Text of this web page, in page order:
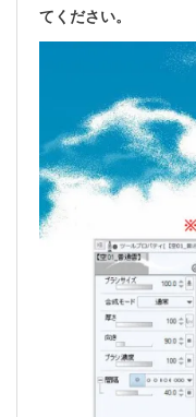
てください。